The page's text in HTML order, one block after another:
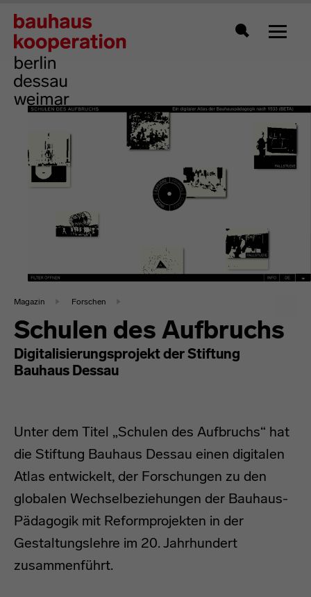
Zeigt
Magazin Forschen
Schulen des Aufbruchs
Digitalisierungsprojekt der Stiftung
Bauhaus Dessau
Unter dem Titel „Schulen des Aufbruchs“ hat
die Stiftung Bauhaus Dessau einen digitalen
Atlas entwickelt, der Forschungen zu den
globalen Wechselbeziehungen der Bauhaus-
Pädagogik mit Reformprojekten in der
Gestaltungslehre im 20. Jahrhundert
zusammenführt.